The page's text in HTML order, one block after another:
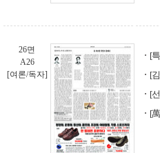
26면
A26
[여론/독자]
[
[
[
[